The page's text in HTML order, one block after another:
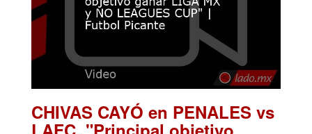
CHIVAS CAYÓ en PENALES vs